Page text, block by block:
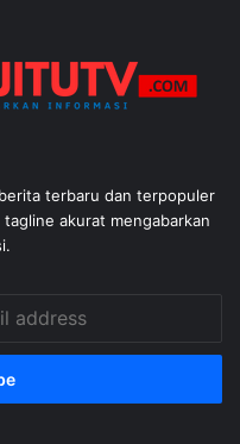
terbaru dan terpopuler
akurat mengabarkan